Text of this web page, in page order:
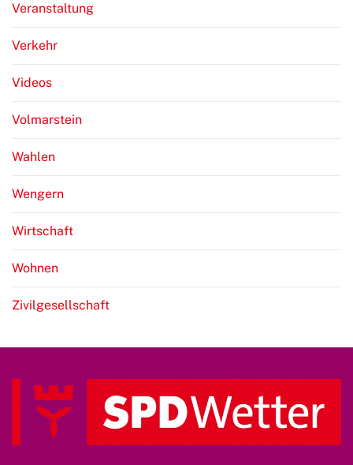
Veranstaltung
Verkehr
Videos
Volmarstein
Wahlen
Wengern
Wirtschaft
Wohnen
Zivilgesellschaft